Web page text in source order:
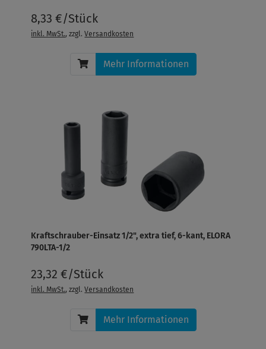
8,33 €/Stück
inkl. MwSt., zzgl.Versandkosten
Mehr Informationen
Kraftschrauber-Einsatz 1/2", extra tief, 6-kant, ELORA
790LTA-1/2
23,32 €/Stück
inkl. MwSt., zzgl.Versandkosten
Mehr Informationen